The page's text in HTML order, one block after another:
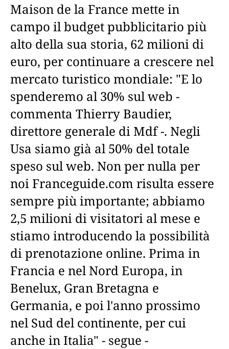
Maison de la France mette in
campo il budget pubblicitario più
alto della sua storia, 62 milioni di
euro, per continuare a crescere nel
mercato turistico mondiale: "E lo
spenderemo al 30% sul web -
commenta Thierry Baudier,
direttore generale di Mdf -. Negli
Usa siamo già al 50% del totale
speso sul web. Non per nulla per
noi Franceguide.com risulta essere
sempre più importante; abbiamo
2,5 milioni di visitatori al mese e
stiamo introducendo la possibilità
di prenotazione online. Prima in
Francia e nel Nord Europa, in
Benelux, Gran Bretagna e
Germania, e poi l'anno prossimo
nel Sud del continente, per cui
anche in Italia" - segue -